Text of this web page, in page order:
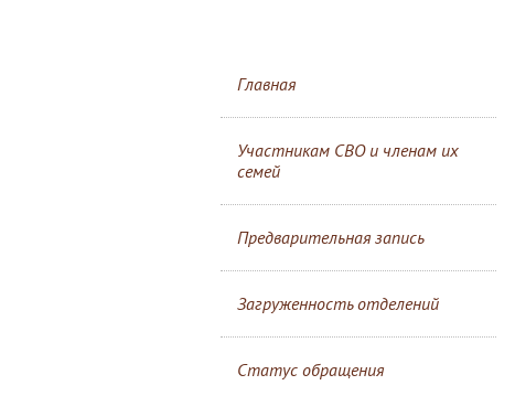
Главная
Участникам СВО и членам их
семей
Предварительная запись
Загруженность отделений
Статус обращения